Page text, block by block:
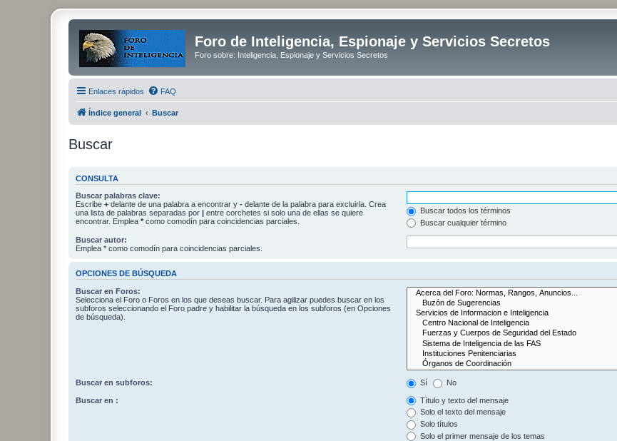
Foro de Inteligencia, Espionaje y Servicios Secretos
Foro sobre: Inteligencia, Espionaje y Servicios Secretos
Enlaces rápidos FAQ
Índice general Buscar
Buscar
CONSULTA
Buscar palabras clave:
Escribe + delante de una palabra a encontrar y - delante de la palabra para excluirla. Crea
una lista de palabras separadas por | entre corchetes si solo una de ellas se quiere
encontrar. Emplea * como comodín para coincidencias parciales.
Buscar todos los términos
Buscar cualquier término
Buscar autor:
Emplea * como comodín para coincidencias parciales.
OPCIONES DE BÚSQUEDA
Buscar en Foros:
Selecciona el Foro o Foros en los que deseas buscar. Para agilizar puedes buscar en los
subforos seleccionando el Foro padre y habilitar la búsqueda en los subforos (en Opciones
de búsqueda).
Buscar en subforos: Sí No
Buscar en :
Título y texto del mensaje
Solo el texto del mensaje
Solo títulos
Solo el primer mensaje de los temas